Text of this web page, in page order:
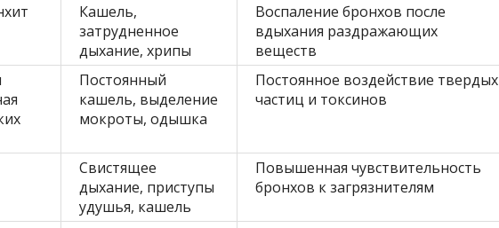
Кашель,
затрудненное
дыхание, хрипы
Воспаление бронхов после
вдыхания раздражающих
веществ
Постоянный
кашель, выделение
мокроты, одышка
Постоянное воздействие твердых
частиц и токсинов
Свистящее
дыхание, приступы
удушья, кашель
Повышенная чувствительность
бронхов к загрязнителям